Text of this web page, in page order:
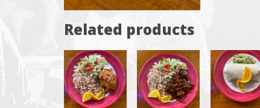
Related products